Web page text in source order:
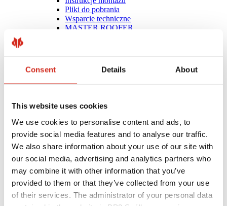
Consent Details About
This website uses cookies
We use cookies to personalise content and ads, to
provide social media features and to analyse our traffic.
We also share information about your use of our site with
our social media, advertising and analytics partners who
may combine it with other information that you’ve
provided to them or that they’ve collected from your use
of their services. The administrator of your personal data
Pliki do pobrania
Wsparcie techniczne
MASTER ROOFER